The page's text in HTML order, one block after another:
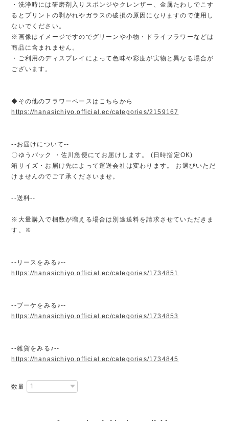
・洗浄時には研磨剤入りスポンジやクレンザー、金属たわしでこす
るとプリントの剥がれやガラスの破損の原因になりますので使用し
ないでください。
※画像はイメージですのでグリーンや小物・ドライフラワーなどは
商品に含まれません。
・ご利用のディスプレイによって色味や彩度が実物と異なる場合が
ございます。
◆その他のフラワーベースはこちらから
https://hanasichiyo.official.ec/categories/2159167
--お届けについて--
〇ゆうパック ・佐川急便にてお届けします。 (日時指定OK)
箱サイズ・お届け先によって運送会社は変わります。 お選びいただ
けませんのでご了承くださいませ。
--送料--
※大量購入で梱数が増える場合は別途送料を請求させていただきま
す。※
--リースをみる♪--
https://hanasichiyo.official.ec/categories/1734851
--ブーケをみる♪--
https://hanasichiyo.official.ec/categories/1734853
--雑貨をみる♪--
https://hanasichiyo.official.ec/categories/1734845
数量